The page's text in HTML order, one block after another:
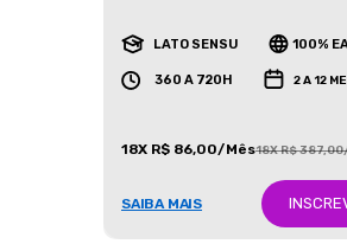
LATO SENSU 100%
360 A 720H 2 A 12
18X R$ 86,00/Mês18X R$
SAIBA MAIS